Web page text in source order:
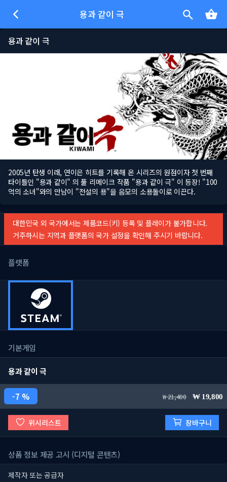
용과 같이 극
용과 같이 극
2005년 탄생 이래, 연이은 히트를 기록해 온 시리즈의 원점이자 첫 번째
타이틀인 "용과 같이" 의 풀 리메이크 작품 "용과 같이 극" 이 등장! "100
억의 소녀"와의 만남이 "전설의 용"을 음모의 소용돌이로 이끈다.
대한민국 외 국가에서는 제품코드(키) 등록 및 플레이가 불가합니다.
거주하시는 지역과 플랫폼의 국가 설정을 확인해 주시기 바랍니다.
플랫폼
기본게임
용과 같이 극
7 % 21,400 19,800
위시리스트 장바구니
상품 정보 제공 고시 (디지털 콘텐츠)
제작자 또는 공급자